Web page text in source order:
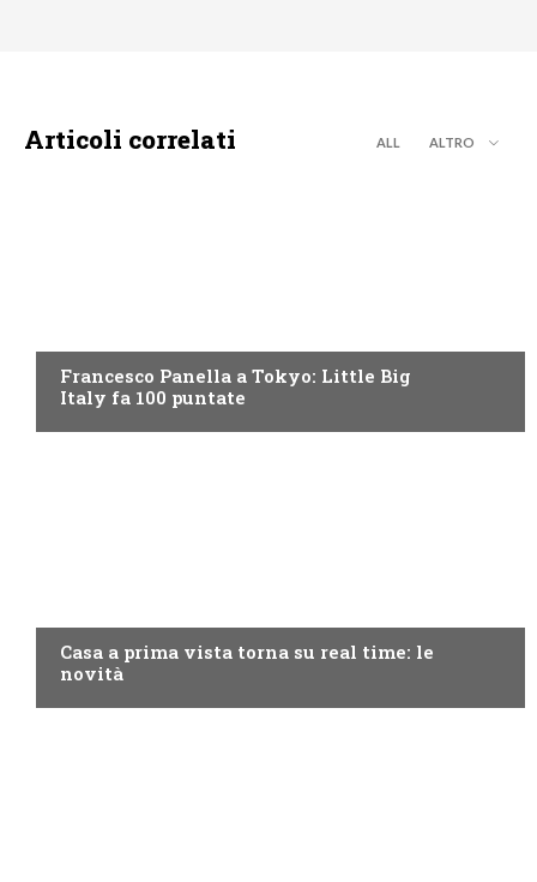
Articoli correlati ALL ALTRO
Francesco Panella a Tokyo: Little Big
Italy fa 100 puntate
Casa a prima vista torna su real time: le
novità